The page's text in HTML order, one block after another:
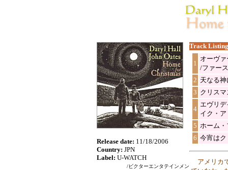
Release date: 11/18/2006
Country: JPN
Label: U-WATCH
/ビクターエンタテインメン
Track
1
オーヴ
/ファー
2 天なる神
3 クリス
4
エヴリ
イク・
5 ホーム
6 今宵は
アメリカ